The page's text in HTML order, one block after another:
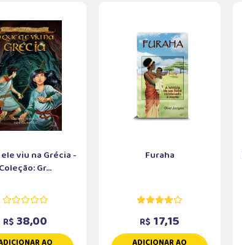
viu na Grécia -
Gr...
R$ 38,00
Furaha
R$ 17,15